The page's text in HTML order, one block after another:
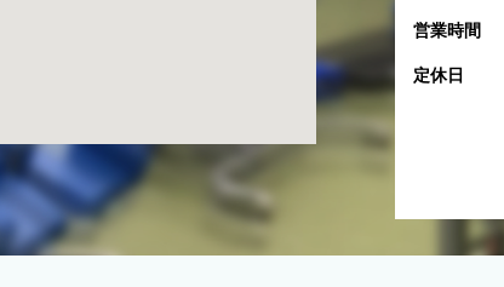
営業時間
定休日